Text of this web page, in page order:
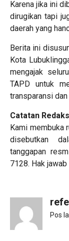
Karena jika ini
dirugikan tapi
daerah yang
Berita ini
Kota
mengajak
TAPD untuk
transparansi
Catatan
Kami membuka
disebutkan
tanggapan
7128. Hak
Pos